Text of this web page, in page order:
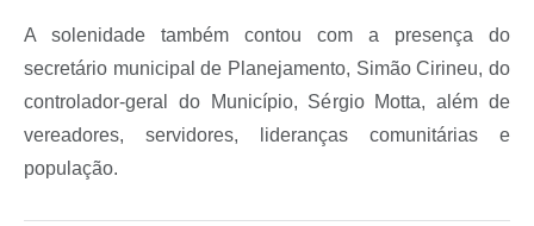
A solenidade também contou com a presença do
secretário municipal de Planejamento, Simão Cirineu, do
controlador-geral do Município, Sérgio Motta, além de
vereadores, servidores, lideranças comunitárias e
população.